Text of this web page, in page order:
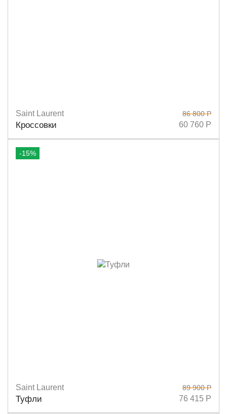
Размеры
Saint Laurent
Кроссовки
86 800 Р
60 760 Р
-15%
Размеры
Saint Laurent
Туфли
89 900 Р
76 415 Р